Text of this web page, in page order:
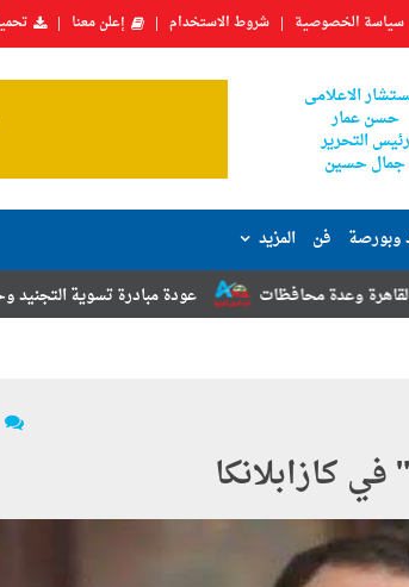
سياسة الخصوصية شروط الاستخدام إعلن معنا
الاعلامى
حسن عمار
رئيس التحرير
جمال حسين
وبورصة فن المزيد
عودة مبادرة تسوية التجنيد وحوافز جديدة
كازابلانكا